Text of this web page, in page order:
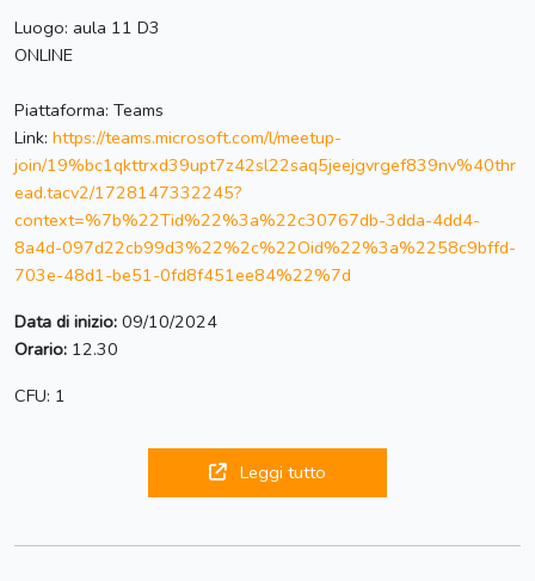
Luogo: aula 11 D3
ONLINE
Piattaforma: Teams
Link: https://teams.microsoft.com/l/meetup-
join/19%bc1qkttrxd39upt7z42sl22saq5jeejgvrgef839nv%40thr
ead.tacv2/1728147332245?
context=%7b%22Tid%22%3a%22c30767db-3dda-4dd4-
8a4d-097d22cb99d3%22%2c%22Oid%22%3a%2258c9bffd-
703e-48d1-be51-0fd8f451ee84%22%7d
Data di inizio: 09/10/2024
Orario: 12.30
CFU: 1
Leggi tutto